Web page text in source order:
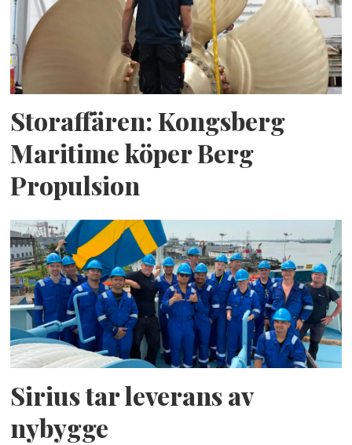
Storaffären: Kongsberg
Maritime köper Berg
Propulsion
Sirius tar leverans av
nybygge